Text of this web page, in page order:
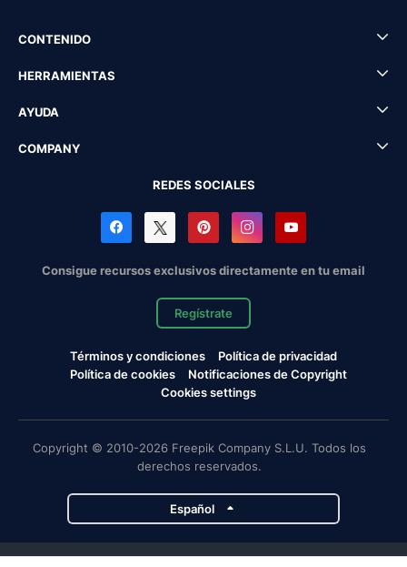
CONTENIDO
HERRAMIENTAS
AYUDA
COMPANY
REDES SOCIALES
Consigue recursos exclusivos directamente en tu email
Regístrate
Términos y condiciones
Política de privacidad
Política de cookies
Notificaciones de Copyright
Cookies settings
Copyright © 2010-2026 Freepik Company S.L.U. Todos los
derechos reservados.
Español